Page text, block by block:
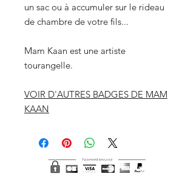
un sac ou à accumuler sur le rideau
de chambre de votre fils...
Mam Kaan est une artiste
tourangelle.
VOIR D'AUTRES BADGES DE MAM
KAAN